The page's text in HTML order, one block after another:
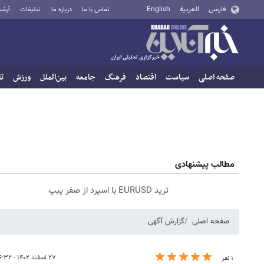
فارسی العربية English تماس با ما درباره ما تبلیغات
صفحه اصلی سیاست اقتصاد فرهنگ جامعه بین‌الملل ورزش
مطالب پیشنهادی
ترید EURUSD با اسپرد از صفر پیپ
صفحه اصلی گزارش آگهی
۱ نفر ۲۷ اسفند ۱۴۰۲ - ۱۶:۳۲